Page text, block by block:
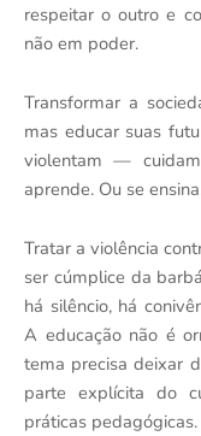
respeitar o outro e
não em poder.
Transformar a
mas educar suas
violentam —
aprende. Ou se
Tratar a violência
ser cúmplice da
há silêncio, há
A educação não é
tema precisa deixar
parte explícita do
práticas